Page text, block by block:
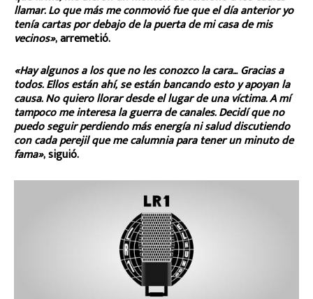
llamar. Lo que más me conmovió fue que el día anterior yo
tenía cartas por debajo de la puerta de mi casa de mis
vecinos», arremetió.
«Hay algunos a los que no les conozco la cara… Gracias a
todos. Ellos están ahí, se están bancando esto y apoyan la
causa. No quiero llorar desde el lugar de una víctima. A mí
tampoco me interesa la guerra de canales. Decidí que no
puedo seguir perdiendo más energía ni salud discutiendo
con cada perejil que me calumnia para tener un minuto de
fama», siguió.